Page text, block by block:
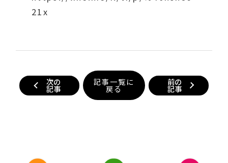
21x
次の
記事
記事一覧に
戻る
前の
記事